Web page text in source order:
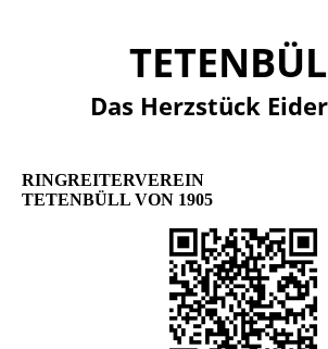
Das Herzstück
RINGREITERVEREIN
TETENBÜLL VON 1905